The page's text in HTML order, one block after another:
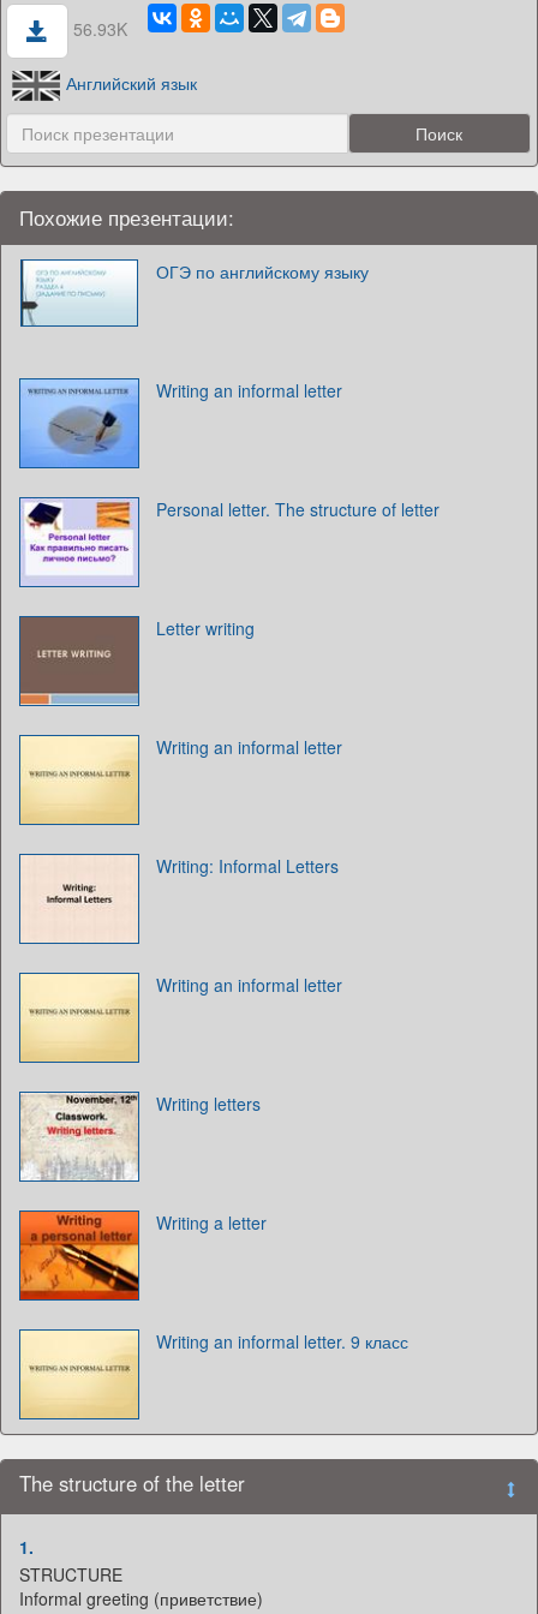
56.93K
Английский язык
Похожие презентации:
ОГЭ по английскому языку
Writing an informal letter
Personal letter. The structure of letter
Letter writing
Writing an informal letter
Writing: Informal Letters
Writing an informal letter
Writing letters
Writing a letter
Writing an informal letter. 9 класс
The structure of the letter
1.
STRUCTURE
Informal greeting (приветствие)